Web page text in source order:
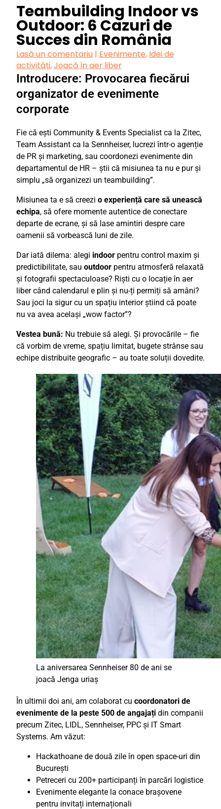
Teambuilding Indoor vs
Outdoor: 6 Cazuri de
Succes din România
Lasă un comentariu | Evenimente, Idei de
activități,Joacă în aer liber
Introducere: Provocarea fiecărui
organizator de evenimente
corporate
Fie că ești Community & Events Specialist ca la Zitec,
Team Assistant ca la Sennheiser, lucrezi într-o agenție
de PR și marketing, sau coordonezi evenimente din
departamentul de HR – știi că misiunea ta nu e pur și
simplu „să organizezi un teambuilding”.
Misiunea ta e să creezi o experiență care să unească
echipa, să ofere momente autentice de conectare
departe de ecrane, și să lase amintiri despre care
oamenii să vorbească luni de zile.
Dar iată dilema: alegi indoorpentru control maxim și
predictibilitate, sau outdoorpentru atmosferă relaxată
și fotografii spectaculoase? Riști cu o locație în aer
liber când calendarul e plin și nu-ți permiți să amâni?
Sau joci la sigur cu un spațiu interior știind că poate
nu va avea același „wow factor”?
Vestea bună: Nu trebuie să alegi. Și provocările – fie
că vorbim de vreme, spațiu limitat, bugete strânse sau
echipe distribuite geografic – au toate soluții dovedite.
La aniversarea Sennheiser 80 de ani se
joacă Jenga uriaș
În ultimii doi ani, am colaborat cu coordonatori de
evenimente de la peste 500 de angajațidin companii
precum Zitec, LIDL, Sennheiser, PPC și IT Smart
Systems. Am văzut:
Hackathoane de două zile în open space-uri din
București
Petreceri cu 200+ participanți în parcări logistice
Evenimente elegante la conace brașovene
pentru invitați internaționali